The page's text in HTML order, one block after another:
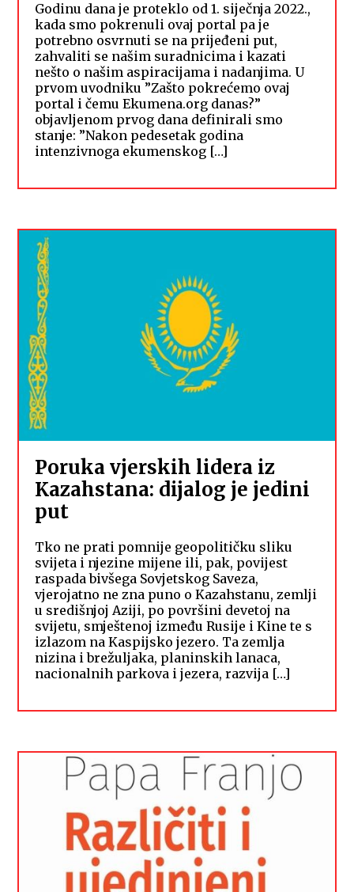
Godinu dana je proteklo od 1. siječnja 2022.,
kada smo pokrenuli ovaj portal pa je
potrebno osvrnuti se na prijeđeni put,
zahvaliti se našim suradnicima i kazati
nešto o našim aspiracijama i nadanjima. U
prvom uvodniku ”Zašto pokrećemo ovaj
portal i čemu Ekumena.org danas?”
objavljenom prvog dana definirali smo
stanje: ”Nakon pedesetak godina
intenzivnoga ekumenskog […]
Poruka vjerskih lidera iz
Kazahstana: dijalog je jedini
put
Tko ne prati pomnije geopolitičku sliku
svijeta i njezine mijene ili, pak, povijest
raspada bivšega Sovjetskog Saveza,
vjerojatno ne zna puno o Kazahstanu, zemlji
u središnjoj Aziji, po površini devetoj na
svijetu, smještenoj između Rusije i Kine te s
izlazom na Kaspijsko jezero. Ta zemlja
nizina i brežuljaka, planinskih lanaca,
nacionalnih parkova i jezera, razvija […]